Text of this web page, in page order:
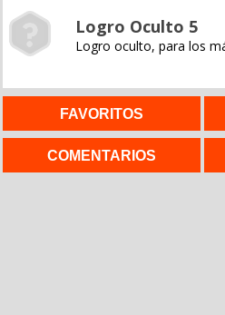
Logro Oculto 5
Logro oculto, para los
FAVORITOS
COMENTARIOS